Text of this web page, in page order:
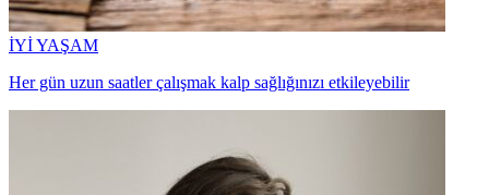
İYİ YAŞAM
Her gün uzun saatler çalışmak kalp sağlığınızı etkileyebilir